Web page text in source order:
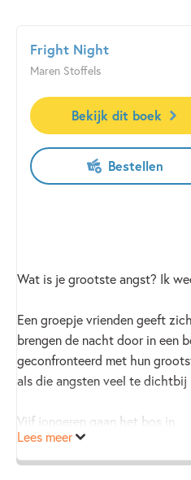
Fright Night
Maren Stoffels
Bekijk dit boek
Bestellen
Wat is je grootste angst? Ik
Een groepje vrienden geeft
brengen de nacht door in een
geconfronteerd met hun
als die angsten veel te dichtbij
Vijf jongeren gaan het bos in.
Een van hen zal de nacht niet
En een van hen is de
Lees meer